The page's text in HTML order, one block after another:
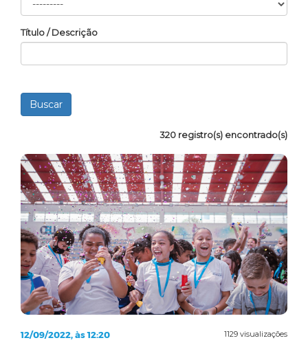
Título / Descrição
320 registro(s) encontrado(s)
1129 visualizações
12/09/2022, às 12:20